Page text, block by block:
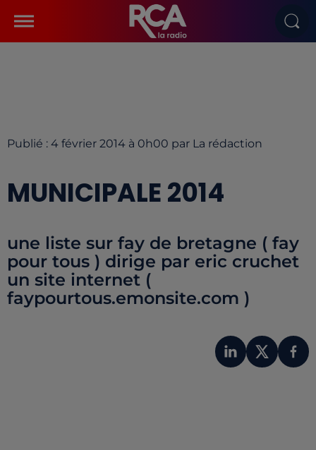
Publié : 4 février 2014 à 0h00 par La rédaction
MUNICIPALE 2014
une liste sur fay de bretagne ( fay
pour tous ) dirige par eric cruchet
un site internet (
faypourtous.emonsite.com )